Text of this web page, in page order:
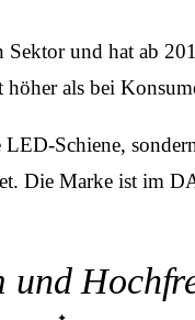
und hat ab
als bei
Schiene,
Die Marke ist im
und